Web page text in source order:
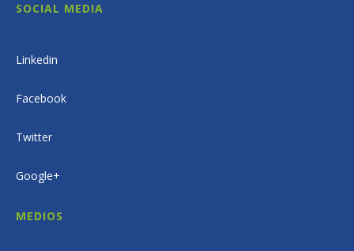
SOCIAL MEDIA
Linkedin
Facebook
Twitter
Google+
MEDIOS